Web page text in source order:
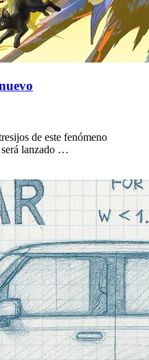
de este fenómeno
lanzado …